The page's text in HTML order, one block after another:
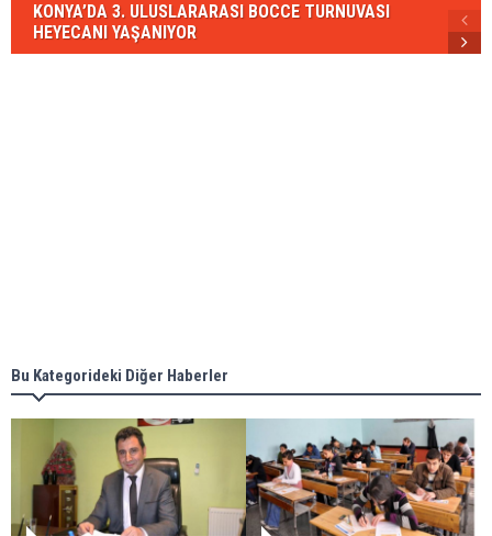
KONYA’DA 3. ULUSLARARASI BOCCE TURNUVASI
HEYECANI YAŞANIYOR
Bu Kategorideki Diğer Haberler